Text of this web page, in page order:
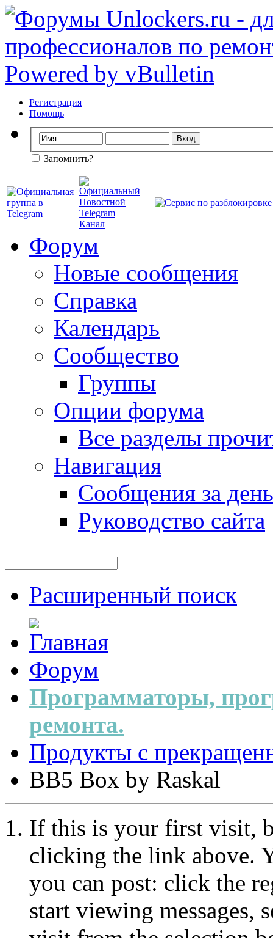
Регистрация
Помощь
Запомнить?
Форум
Новые сообщения
Справка
Календарь
Сообщество
Группы
Опции форума
Все разделы
Навигация
Сообщения за день
Руководство сайта
Расширенный поиск
Форум
Программаторы,
ремонта.
Продукты с
BB5 Box by Raskal
If this is your first visit,
clicking the link above.
you can post: click the
start viewing messages,